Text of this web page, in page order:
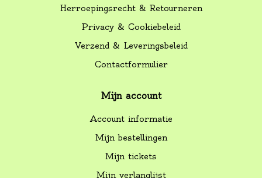
Herroepingsrecht & Retourneren
Privacy & Cookiebeleid
Verzend & Leveringsbeleid
Contactformulier
Mijn account
Account informatie
Mijn bestellingen
Mijn tickets
Mijn verlanglijst